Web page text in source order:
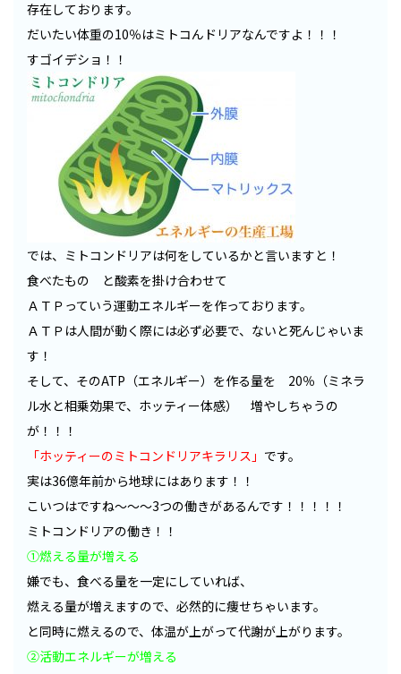
存在しております。
だいたい体重の10％はミトコんドリアなんですよ！！！
すゴイデショ！！
では、ミトコンドリアは何をしているかと言いますと！
食べたもの と酸素を掛け合わせて
ＡＴＰっていう運動エネルギーを作っております。
ＡＴＰは人間が動く際には必ず必要で、ないと死んじゃいま
す！
そして、そのATP（エネルギー）を作る量を 20％（ミネラ
ル水と相乗効果で、ホッティー体感） 増やしちゃうの
が！！！
「ホッティーのミトコンドリアキラリス」 です。
実は36億年前から地球にはあります！！
こいつはですね～～～3つの働きがあるんです！！！！！
ミトコンドリアの働き！！
①燃える量が増える
嫌でも、食べる量を一定にしていれば、
燃える量が増えますので、必然的に痩せちゃいます。
と同時に燃えるので、体温が上がって代謝が上がります。
②活動エネルギーが増える